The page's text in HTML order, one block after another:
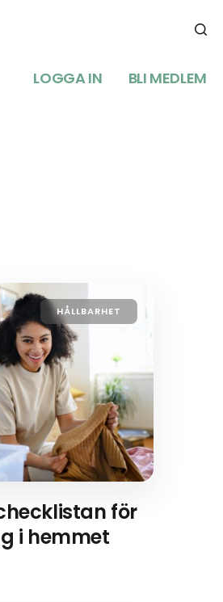
LOGGA IN BLI MEDLEM
HÅLLBARHET
för
i hemmet